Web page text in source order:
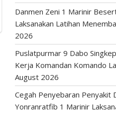
Danmen Zeni 1 Marinir
Laksanakan Latihan
2026
Puslatpurmar 9 Dabo
Kerja Komandan Komando
August 2026
Cegah Penyebaran Penyakit
Yonranratfib 1 Marinir